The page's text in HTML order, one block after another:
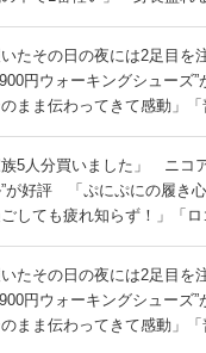
いたその日の夜には2足目を
円ウォーキングシューズ
まま伝わってきて感動」「
族5人分買いました」 ニコ
が好評 「ぷにぷにの履き
しても疲れ知らず！」「ロ
いたその日の夜には2足目を
円ウォーキングシューズ
まま伝わってきて感動」「